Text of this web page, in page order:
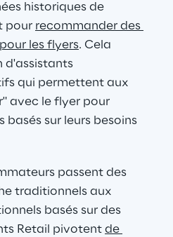
historiques de
pour recommander des
les flyers. Cela
d'assistants
qui permettent aux
avec le flyer pour
basés sur leurs besoins
passent des
traditionnels aux
basés sur des
Retail pivotent de